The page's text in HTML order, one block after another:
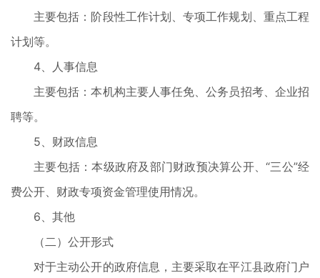
主要包括：阶段性工作计划、专项工作规划、重点工程
计划等。
4、人事信息
主要包括：本机构主要人事任免、公务员招考、企业招
聘等。
5、财政信息
主要包括：本级政府及部门财政预决算公开、“三公”经
费公开、财政专项资金管理使用情况。
6、其他
（二）公开形式
对于主动公开的政府信息，主要采取在平江县政府门户